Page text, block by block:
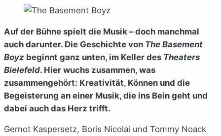
Auf der Bühne spielt die Musik – doch manchmal
auch darunter. Die Geschichte von The Basement
Boyz beginnt ganz unten, im Keller des Theaters
Bielefeld. Hier wuchs zusammen, was
zusammengehört: Kreativität, Können und die
Begeisterung an einer Musik, die ins Bein geht und
dabei auch das Herz trifft.
Gernot Kaspersetz, Boris Nicolai und Tommy Noack